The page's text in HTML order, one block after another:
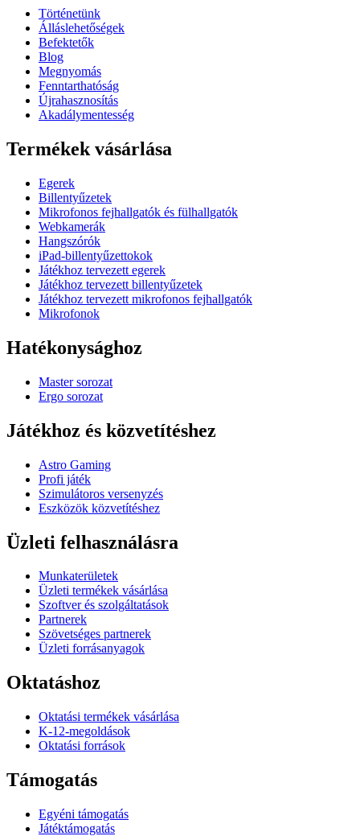
Történetünk
Álláslehetőségek
Befektetők
Blog
Megnyomás
Fenntarthatóság
Újrahasznosítás
Akadálymentesség
Termékek vásárlása
Egerek
Billentyűzetek
Mikrofonos fejhallgatók és fülhallgatók
Webkamerák
Hangszórók
iPad-billentyűzettokok
Játékhoz tervezett egerek
Játékhoz tervezett billentyűzetek
Játékhoz tervezett mikrofonos fejhallgatók
Mikrofonok
Hatékonysághoz
Master sorozat
Ergo sorozat
Játékhoz és közvetítéshez
Astro Gaming
Profi játék
Szimulátoros versenyzés
Eszközök közvetítéshez
Üzleti felhasználásra
Munkaterületek
Üzleti termékek vásárlása
Szoftver és szolgáltatások
Partnerek
Szövetséges partnerek
Üzleti forrásanyagok
Oktatáshoz
Oktatási termékek vásárlása
K-12-megoldások
Oktatási források
Támogatás
Egyéni támogatás
Játéktámogatás